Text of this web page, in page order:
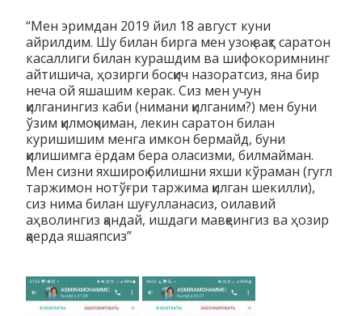
“Мен эримдан 2019 йил 18 август куни
айрилдим. Шу билан бирга мен узоқ вақт саратон
касаллиги билан курашдим ва шифокоримнинг
айтишича, ҳозирги босқич назоратсиз, яна бир
неча ой яшашим керак. Сиз мен учун
қилганингиз каби (нимани қилганим?) мен буни
ўзим қилмоқчиман, лекин саратон билан
куришишим менга имкон бермайд, буни
қилишимга ёрдам бера оласизми, билмайман.
Мен сизни яхшироқ билишни яхши кўраман (гугл
таржимон нотўғри таржима қилган шекилли),
сиз нима билан шуғулланасиз, оилавий
аҳволингиз қандай, ишдаги мавқеингиз ва ҳозир
қаерда яшаяпсиз”